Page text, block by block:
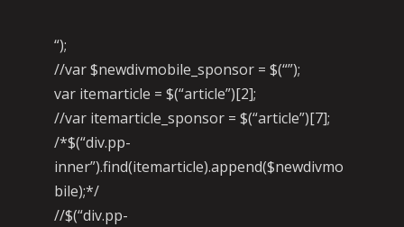
“);
//var $newdivmobile_sponsor = $(“”);
var itemarticle = $(“article”)[2];
//var itemarticle_sponsor = $(“article”)[7];
/*$(“div.pp-
inner”).find(itemarticle).append($newdivmo
bile);*/
//$(“div.pp-